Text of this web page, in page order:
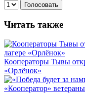
Голосовать
Читать также
Кооператоры Тывы
«Орлёнок»